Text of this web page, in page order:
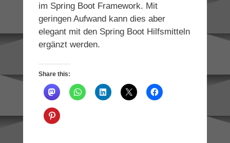
im Spring Boot Framework. Mit
geringen Aufwand kann dies aber
elegant mit den Spring Boot Hilfsmitteln
ergänzt werden.
Share this: